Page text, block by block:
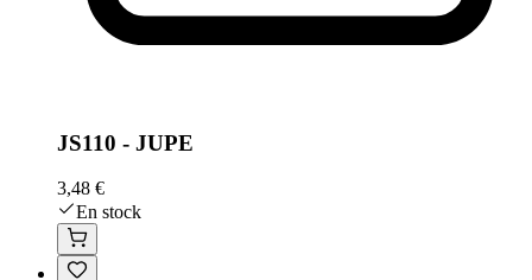
JS110 - JUPE
3,48 €
En stock